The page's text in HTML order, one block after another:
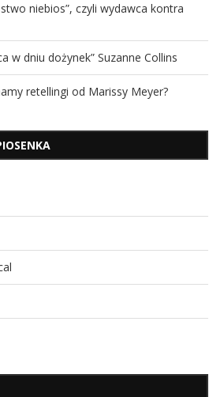
niebios”, czyli wydawca kontra
w dniu dożynek” Suzanne Collins
retellingi od Marissy Meyer?